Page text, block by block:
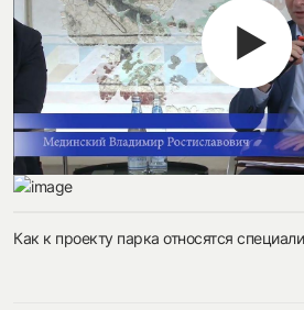
Как к проекту парка относятся